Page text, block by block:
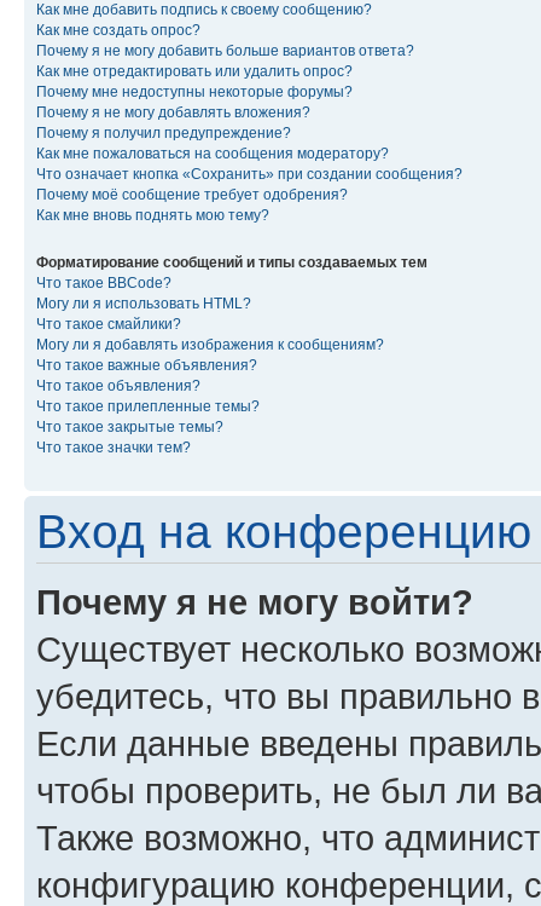
Как мне добавить подпись к своему сообщению?
Как мне создать опрос?
Почему я не могу добавить больше вариантов ответа?
Как мне отредактировать или удалить опрос?
Почему мне недоступны некоторые форумы?
Почему я не могу добавлять вложения?
Почему я получил предупреждение?
Как мне пожаловаться на сообщения модератору?
Что означает кнопка «Сохранить» при создании сообщения?
Почему моё сообщение требует одобрения?
Как мне вновь поднять мою тему?
Форматирование сообщений и типы создаваемых тем
Что такое BBCode?
Могу ли я использовать HTML?
Что такое смайлики?
Могу ли я добавлять изображения к сообщениям?
Что такое важные объявления?
Что такое объявления?
Что такое прилепленные темы?
Что такое закрытые темы?
Что такое значки тем?
Вход на конференцию
Почему я не могу войти?
Существует несколько
убедитесь, что вы правильно
Если данные введены
чтобы проверить, не был ли
Также возможно, что
конфигурацию конференции,